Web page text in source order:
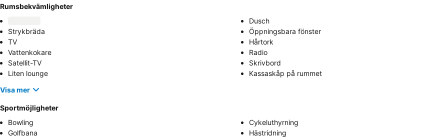
Rumsbekvämligheter
Dusch
Strykbräda
Öppningsbara fönster
TV
Hårtork
Vattenkokare
Radio
Satellit-TV
Skrivbord
Liten lounge
Kassaskåp på rummet
Visa mer
Sportmöjligheter
Bowling
Cykeluthyrning
Golfbana
Hästridning